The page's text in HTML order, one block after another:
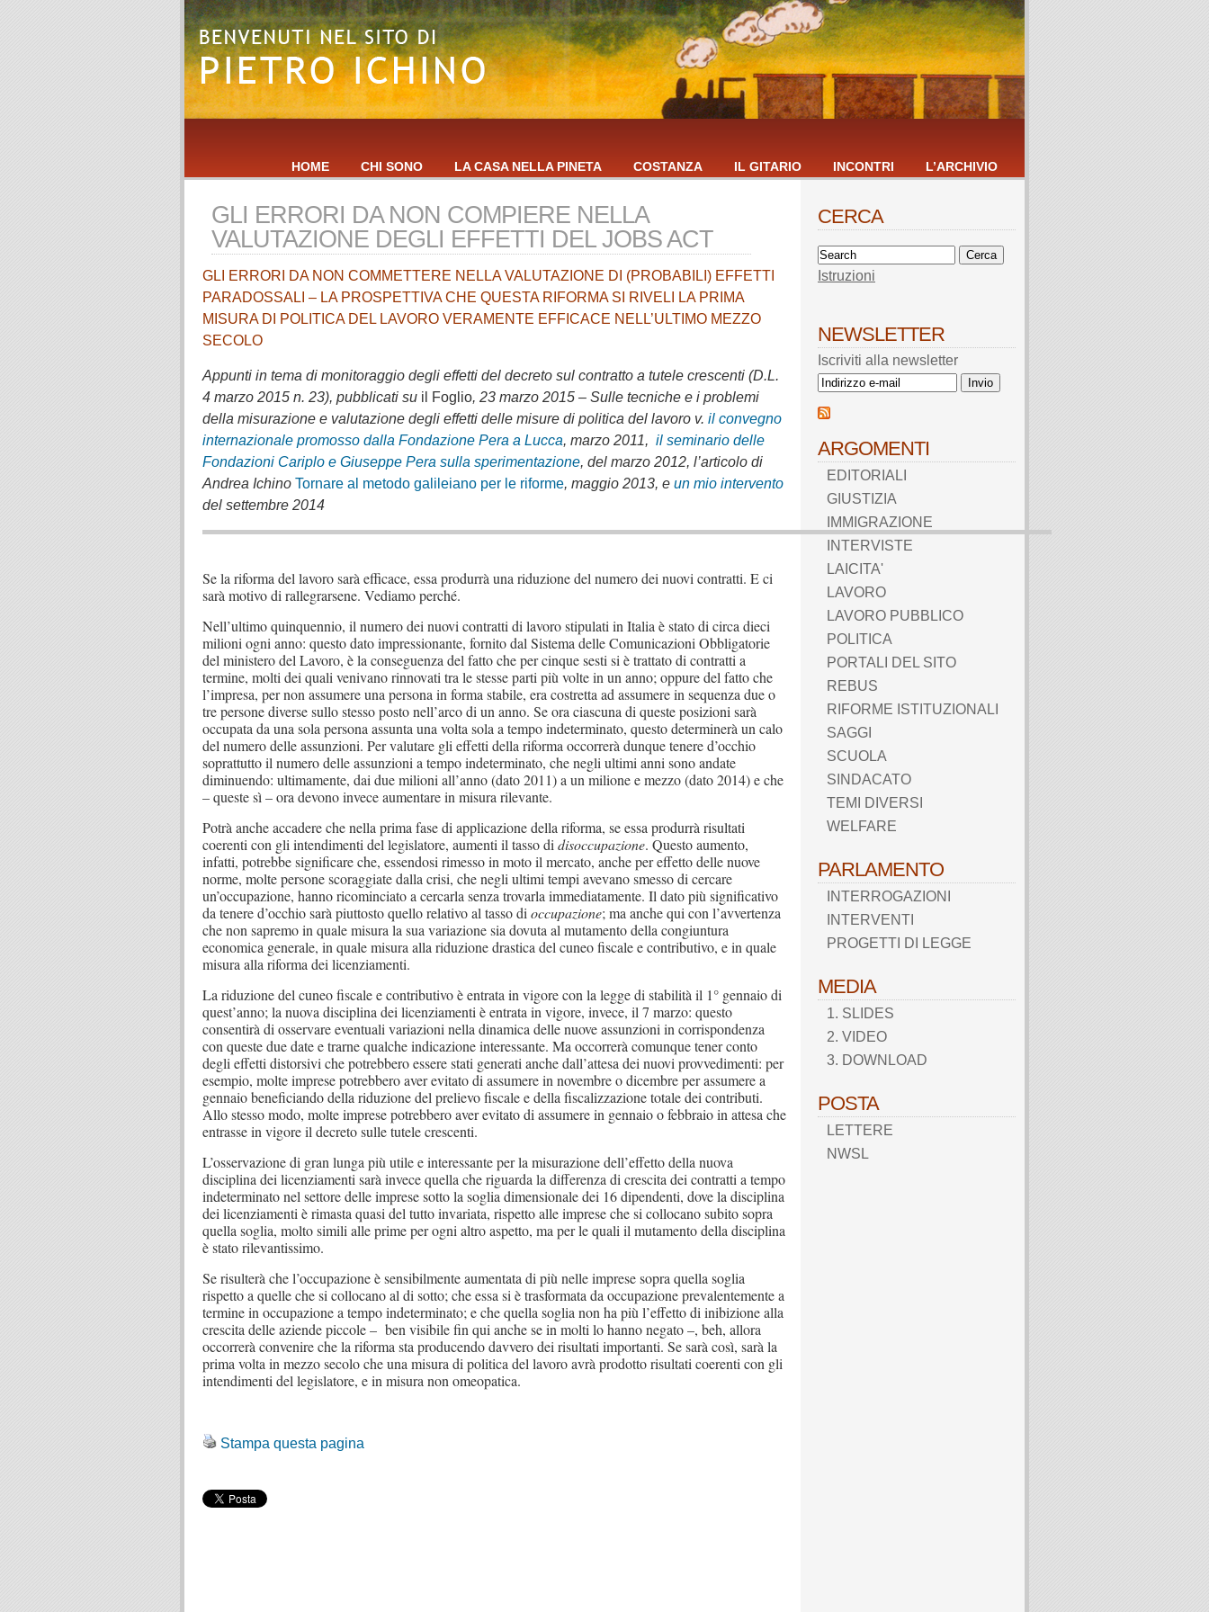
HOME CHI SONO LA CASA NELLA PINETA COSTANZA IL GITARIO INCONTRI L’ARCHIVIO
GLI ERRORI DA NON COMPIERE NELLA
VALUTAZIONE DEGLI EFFETTI DEL JOBS ACT
GLI ERRORI DA NON COMMETTERE NELLA VALUTAZIONE DI (PROBABILI) EFFETTI
PARADOSSALI – LA PROSPETTIVA CHE QUESTA RIFORMA SI RIVELI LA PRIMA
MISURA DI POLITICA DEL LAVORO VERAMENTE EFFICACE NELL’ULTIMO MEZZO
SECOLO
Appunti in tema di monitoraggio degli effetti del decreto sul contratto a tutele crescenti (D.L.
4 marzo 2015 n. 23), pubblicati su il Foglio, 23 marzo 2015 – Sulle tecniche e i problemi
della misurazione e valutazione degli effetti delle misure di politica del lavoro v. il convegno
internazionale promosso dalla Fondazione Pera a Lucca, marzo 2011, il seminario delle
Fondazioni Cariplo e Giuseppe Pera sulla sperimentazione, del marzo 2012, l’articolo di
Andrea Ichino Tornare al metodo galileiano per le riforme, maggio 2013, e un mio intervento
del settembre 2014
Se la riforma del lavoro sarà efficace, essa produrrà una riduzione del numero dei nuovi contratti. E ci
sarà motivo di rallegrarsene. Vediamo perché.
Nell’ultimo quinquennio, il numero dei nuovi contratti di lavoro stipulati in Italia è stato di circa dieci
milioni ogni anno: questo dato impressionante, fornito dal Sistema delle Comunicazioni Obbligatorie
del ministero del Lavoro, è la conseguenza del fatto che per cinque sesti si è trattato di contratti a
termine, molti dei quali venivano rinnovati tra le stesse parti più volte in un anno; oppure del fatto che
l’impresa, per non assumere una persona in forma stabile, era costretta ad assumere in sequenza due o
tre persone diverse sullo stesso posto nell’arco di un anno. Se ora ciascuna di queste posizioni sarà
occupata da una sola persona assunta una volta sola a tempo indeterminato, questo determinerà un calo
del numero delle assunzioni. Per valutare gli effetti della riforma occorrerà dunque tenere d’occhio
soprattutto il numero delle assunzioni a tempo indeterminato, che negli ultimi anni sono andate
diminuendo: ultimamente, dai due milioni all’anno (dato 2011) a un milione e mezzo (dato 2014) e che
– queste sì – ora devono invece aumentare in misura rilevante.
Potrà anche accadere che nella prima fase di applicazione della riforma, se essa produrrà risultati
coerenti con gli intendimenti del legislatore, aumenti il tasso di disoccupazione. Questo aumento,
infatti, potrebbe significare che, essendosi rimesso in moto il mercato, anche per effetto delle nuove
norme, molte persone scoraggiate dalla crisi, che negli ultimi tempi avevano smesso di cercare
un’occupazione, hanno ricominciato a cercarla senza trovarla immediatamente. Il dato più significativo
da tenere d’occhio sarà piuttosto quello relativo al tasso di occupazione; ma anche qui con l’avvertenza
che non sapremo in quale misura la sua variazione sia dovuta al mutamento della congiuntura
economica generale, in quale misura alla riduzione drastica del cuneo fiscale e contributivo, e in quale
misura alla riforma dei licenziamenti.
La riduzione del cuneo fiscale e contributivo è entrata in vigore con la legge di stabilità il 1° gennaio di
quest’anno; la nuova disciplina dei licenziamenti è entrata in vigore, invece, il 7 marzo: questo
consentirà di osservare eventuali variazioni nella dinamica delle nuove assunzioni in corrispondenza
con queste due date e trarne qualche indicazione interessante. Ma occorrerà comunque tener conto
degli effetti distorsivi che potrebbero essere stati generati anche dall’attesa dei nuovi provvedimenti: per
esempio, molte imprese potrebbero aver evitato di assumere in novembre o dicembre per assumere a
gennaio beneficiando della riduzione del prelievo fiscale e della fiscalizzazione totale dei contributi.
Allo stesso modo, molte imprese potrebbero aver evitato di assumere in gennaio o febbraio in attesa che
entrasse in vigore il decreto sulle tutele crescenti.
L’osservazione di gran lunga più utile e interessante per la misurazione dell’effetto della nuova
disciplina dei licenziamenti sarà invece quella che riguarda la differenza di crescita dei contratti a tempo
indeterminato nel settore delle imprese sotto la soglia dimensionale dei 16 dipendenti, dove la disciplina
dei licenziamenti è rimasta quasi del tutto invariata, rispetto alle imprese che si collocano subito sopra
quella soglia, molto simili alle prime per ogni altro aspetto, ma per le quali il mutamento della disciplina
è stato rilevantissimo.
Se risulterà che l’occupazione è sensibilmente aumentata di più nelle imprese sopra quella soglia
rispetto a quelle che si collocano al di sotto; che essa si è trasformata da occupazione prevalentemente a
termine in occupazione a tempo indeterminato; e che quella soglia non ha più l’effetto di inibizione alla
crescita delle aziende piccole – ben visibile fin qui anche se in molti lo hanno negato –, beh, allora
occorrerà convenire che la riforma sta producendo davvero dei risultati importanti. Se sarà così, sarà la
prima volta in mezzo secolo che una misura di politica del lavoro avrà prodotto risultati coerenti con gli
intendimenti del legislatore, e in misura non omeopatica.
Stampa questa pagina
CERCA
Istruzioni
NEWSLETTER
Iscriviti alla newsletter
ARGOMENTI
EDITORIALI
GIUSTIZIA
IMMIGRAZIONE
INTERVISTE
LAICITA'
LAVORO
LAVORO PUBBLICO
POLITICA
PORTALI DEL SITO
REBUS
RIFORME ISTITUZIONALI
SAGGI
SCUOLA
SINDACATO
TEMI DIVERSI
WELFARE
PARLAMENTO
INTERROGAZIONI
INTERVENTI
PROGETTI DI LEGGE
MEDIA
1. SLIDES
2. VIDEO
3. DOWNLOAD
POSTA
LETTERE
NWSL